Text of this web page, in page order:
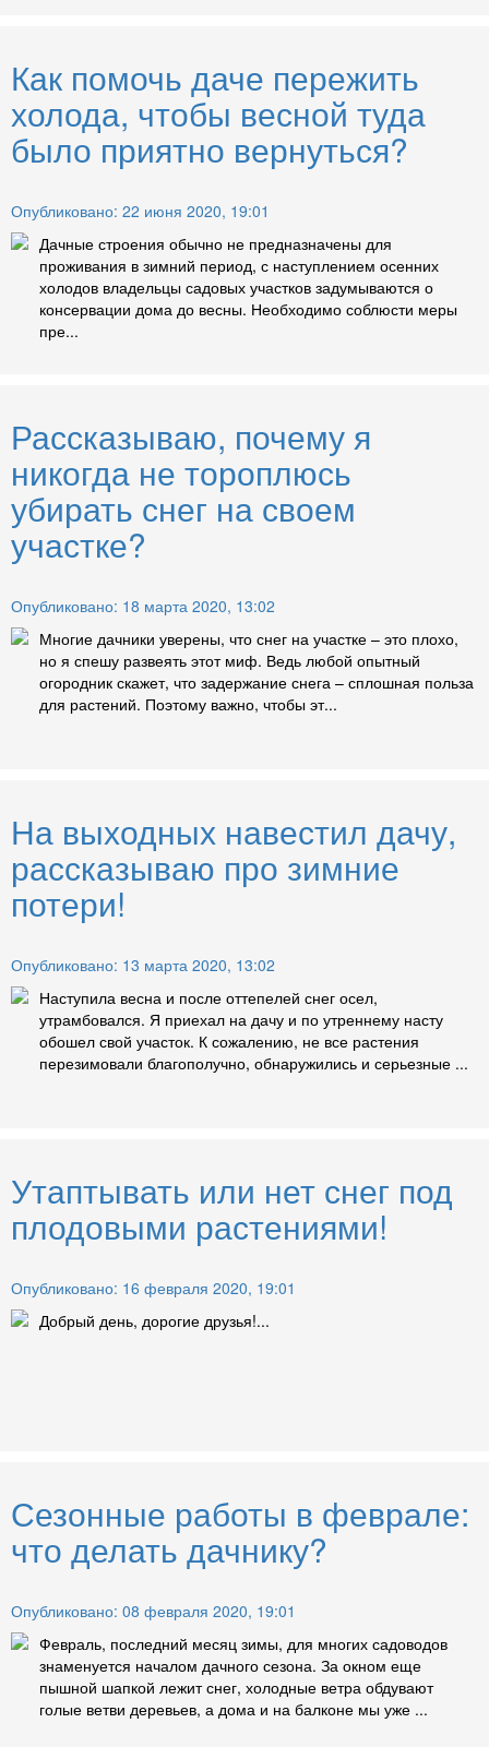
Как помочь даче пережить
холода, чтобы весной туда
было приятно вернуться?
Опубликовано: 22 июня 2020, 19:01
Дачные строения обычно не предназначены для
проживания в зимний период, с наступлением осенних
холодов владельцы садовых участков задумываются о
консервации дома до весны. Необходимо соблюсти меры
пре...
Рассказываю, почему я
никогда не тороплюсь
убирать снег на своем
участке?
Опубликовано: 18 марта 2020, 13:02
Многие дачники уверены, что снег на участке – это плохо,
но я спешу развеять этот миф. Ведь любой опытный
огородник скажет, что задержание снега – сплошная польза
для растений. Поэтому важно, чтобы эт...
На выходных навестил дачу,
рассказываю про зимние
потери!
Опубликовано: 13 марта 2020, 13:02
Наступила весна и после оттепелей снег осел,
утрамбовался. Я приехал на дачу и по утреннему насту
обошел свой участок. К сожалению, не все растения
перезимовали благополучно, обнаружились и серьезные ...
Утаптывать или нет снег под
плодовыми растениями!
Опубликовано: 16 февраля 2020, 19:01
Добрый день, дорогие друзья!...
Сезонные работы в феврале:
что делать дачнику?
Опубликовано: 08 февраля 2020, 19:01
Февраль, последний месяц зимы, для многих садоводов
знаменуется началом дачного сезона. За окном еще
пышной шапкой лежит снег, холодные ветра обдувают
голые ветви деревьев, а дома и на балконе мы уже ...